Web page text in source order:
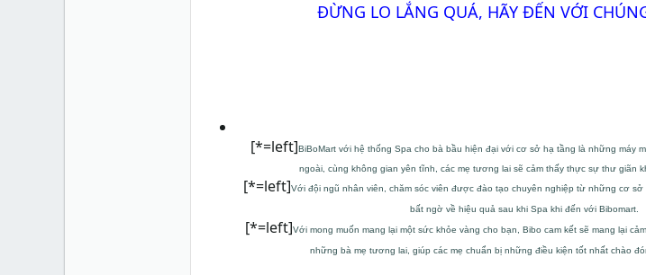
ĐỪNG LO LẮNG QUÁ, HÃY ĐẾN VỚI
[*=left]BiBoMart với hệ thống Spa cho bà bầu hiện đại với cơ sở hạ tầng là những máy
ngoài, cùng không gian yên tĩnh, các mẹ tương lai sẽ cảm thấy thực sự thư giãn
[*=left]Với đội ngũ nhân viên, chăm sóc viên được đào tạo chuyên nghiệp từ những cơ
bất ngờ về hiệu quả sau khi Spa khi đến với Bibomart.
[*=left]​Với mong muốn mang lại một sức khỏe vàng cho bạn, Bibo cam kết sẽ mang lại
những bà mẹ tương lai, giúp các mẹ chuẩn bị những điều kiện tốt nhất chào